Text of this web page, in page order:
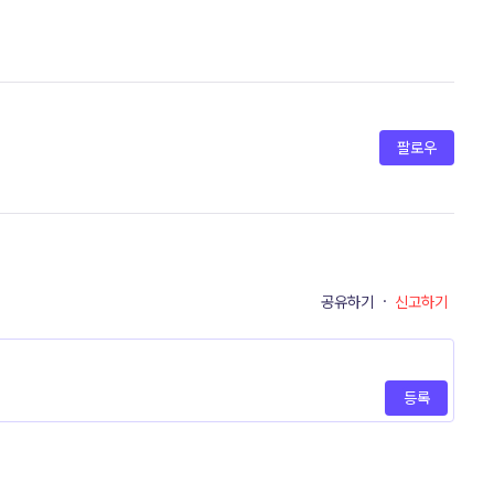
팔로우
공유하기 · 신고하기
등록